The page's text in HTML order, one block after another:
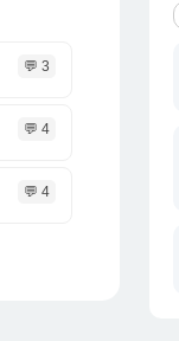
💬 3
💬 4
💬 4